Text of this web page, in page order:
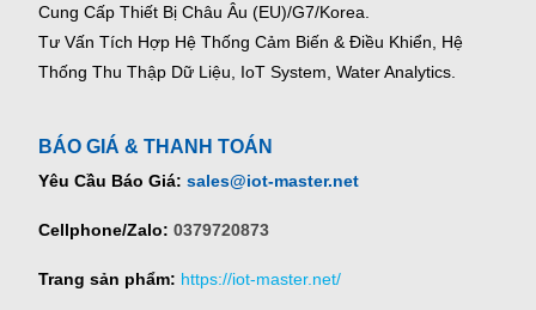
Cung Cấp Thiết Bị Châu Âu (EU)/G7/Korea.
Tư Vấn Tích Hợp Hệ Thống Cảm Biến & Điều Khiển, Hệ
Thống Thu Thập Dữ Liệu, IoT System, Water Analytics.
BÁO GIÁ & THANH TOÁN
Yêu Cầu Báo Giá: sales@iot-master.net
Cellphone/Zalo: 0379720873
Trang sản phẩm: https://iot-master.net/